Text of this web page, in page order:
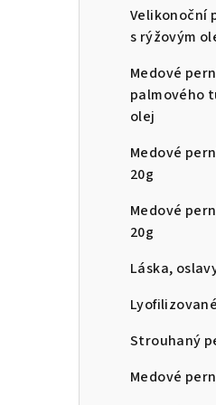
Velikonoční
s rýžovým
Medové
palmového
olej
Medové
20g
Medové
20g
Láska,
Strouhaný
Medové